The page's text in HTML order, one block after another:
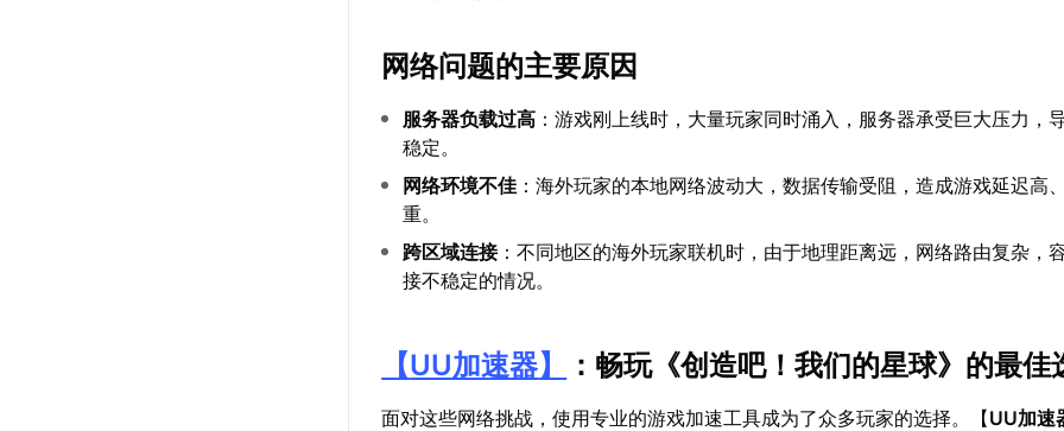
网络问题的主要原因
服务器负载过高 ：游戏刚上线时，大量玩家同时涌入，服务器承受巨大压力，
稳定。
网络环境不佳 ：海外玩家的本地网络波动大，数据传输受阻，造成游戏延迟高
重。
跨区域连接：不同地区的海外玩家联机时，由于地理距离远，网络路由复杂，
接不稳定的情况。
【UU加速器】 ：畅玩《创造吧！我们的星球》的最佳
面对这些网络挑战，使用专业的游戏加速工具成为了众多玩家的选择。【UU加速